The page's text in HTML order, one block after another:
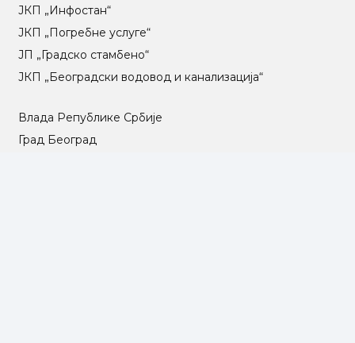
ЈКП „Инфостан“
ЈКП „Погребне услуге“
ЈП „Градско стамбено“
ЈКП „Београдски водовод и канализација“
Влада Републике Србије
Град Београд